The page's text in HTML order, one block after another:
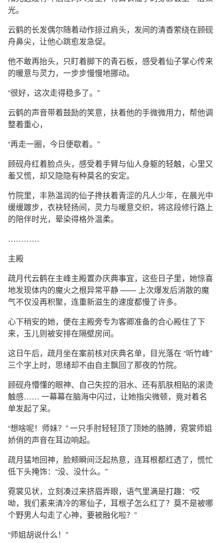
光。
云鹤的长发偶尔随着动作掠过肩头，发间的清香萦绕在顾砚
舟鼻尖，让他心跳愈发急促。
他不敢再抬头，只盯着脚下的青石板，感受着仙子掌心传来
的暖意与灵力，一步步慢慢地挪动。
“很好，这次走得稳多了。”
云鹤的声音带着鼓励的笑意，扶着他的手微微用力，帮他调
整着重心，
“再走一圈，今日便歇着。”
顾砚舟红着脸点头，感受着手臂与仙人身躯的轻触，心里又
羞又慌，却又隐隐有种莫名的安定。
竹院里，丰熟温润的仙子搀扶着青涩的凡人少年，在晨光中
缓缓踱步，衣袂轻扬间，灵力与暖意交织，将这段修行路上
的陪伴时光，晕染得格外温柔。
…………
主殿
疏月代云鹤在主峰主殿置办庆典事宜，这些日子里，她惊喜
地发现体内的魔火之根异常平静 —— 上次爆发后消散的魔
气不仅没再积聚，连重新滋生的速度都慢了许多。
心下稍安的她，便在主殿旁专为客卿准备的合心殿住了下
来，玉儿则被安排在隔壁房间。
这日午后，疏月坐在案前核对庆典名单，目光落在 “听竹峰”
三个字上时，思绪却不由自主飘回了那夜的竹院。
顾砚舟懵懂的眼神、自己失控的泪水、还有肌肤相贴的滚烫
触感…… 一幕幕在脑海中闪过，让她指尖微顿，竟对着名
单发起了呆。
“想啥呢！师妹？” 一只手肘轻轻顶了顶她的胳膊，霓裳师姐
娇俏的声音在耳边响起。
疏月猛地回神，脸颊瞬间泛起热意，连耳根都红透了，慌忙
低下头掩饰：“没、没什么。”
霓裳见状，立刻凑过来挤眉弄眼，语气里满是打趣：“哎
呦，我们素来清冷的寒仙子，耳根子怎么红了？莫不是被哪
个野男人勾走了心神，要被融化啦？”
“师姐胡说什么！”